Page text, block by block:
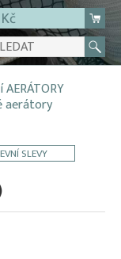
aerátory
SLEVY